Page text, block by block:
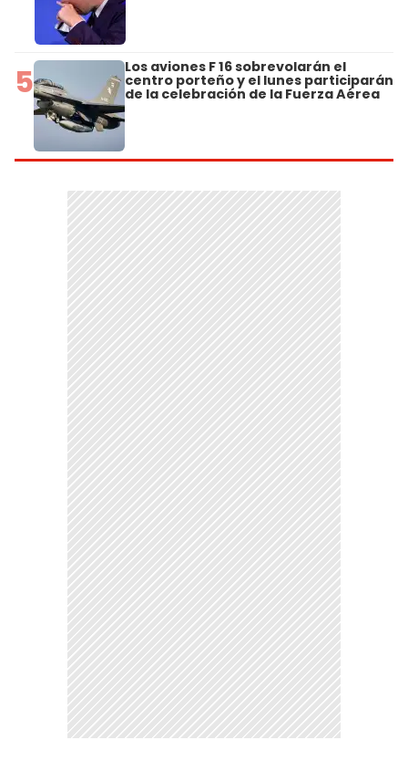
5 Los aviones F 16 sobrevolarán el
centro porteño y el lunes participarán
de la celebración de la Fuerza Aérea